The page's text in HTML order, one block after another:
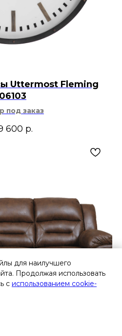
Uttermost Fleming
06103
под заказ
600 р.
для наилучшего
Продолжая использовать
с использованием cookie-